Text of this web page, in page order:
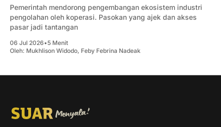
Pemerintah mendorong pengembangan ekosistem industri
pengolahan oleh koperasi. Pasokan yang ajek dan akses
pasar jadi tantangan
06 Jul 2026•5 Menit
Oleh: Mukhlison Widodo, Feby Febrina Nadeak